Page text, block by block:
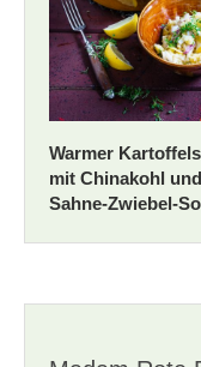
Warmer
mit Chinakohl und
Sahne-Zwiebel-